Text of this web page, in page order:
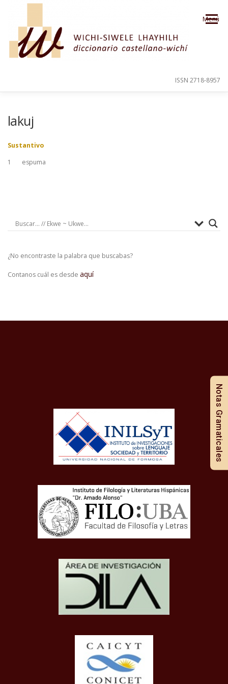
Saltar al contenido
Menú
ORDEN ALFABÉTICO
ISSN 2718-8957
lakuj
Sustantivo
1
espuma
¿No encontraste la palabra que buscabas?
Contanos cuál es desde aquí
Notas Gramaticales